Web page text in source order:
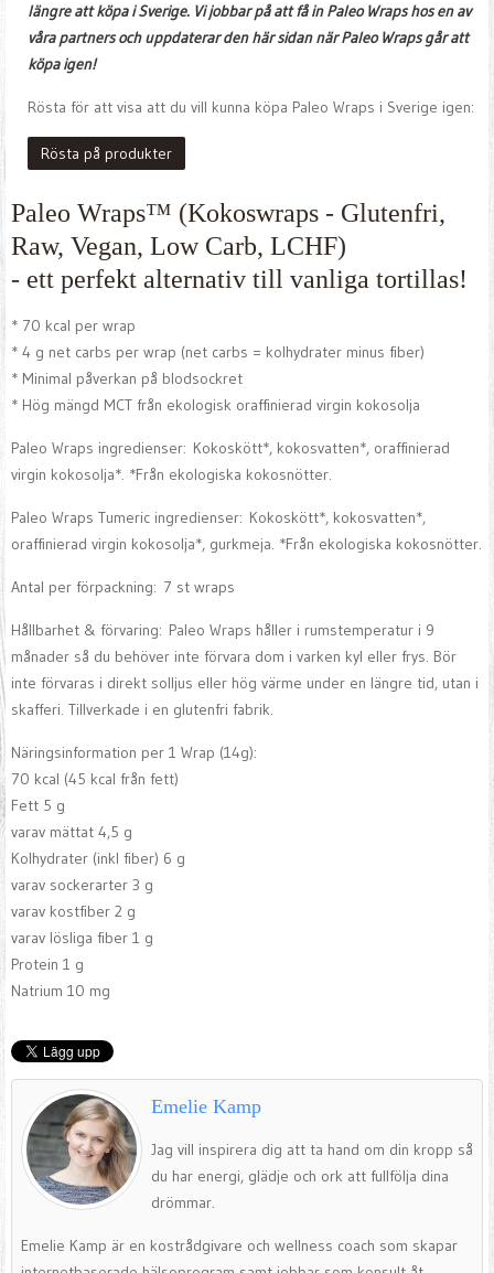
längre att köpa i Sverige. Vi jobbar på att få in Paleo Wraps hos en av
våra partners och uppdaterar den här sidan när Paleo Wraps går att
köpa igen!
Rösta för att visa att du vill kunna köpa Paleo Wraps i Sverige igen:
Rösta på produkter
Paleo Wraps™ (Kokoswraps - Glutenfri,
Raw, Vegan, Low Carb, LCHF)
- ett perfekt alternativ till vanliga tortillas!
* 70 kcal per wrap
* 4 g net carbs per wrap (net carbs = kolhydrater minus fiber)
* Minimal påverkan på blodsockret
* Hög mängd MCT från ekologisk oraffinierad virgin kokosolja
Paleo Wraps ingredienser: Kokoskött*, kokosvatten*, oraffinierad
virgin kokosolja*. *Från ekologiska kokosnötter.
Paleo Wraps Tumeric ingredienser: Kokoskött*, kokosvatten*,
oraffinierad virgin kokosolja*, gurkmeja. *Från ekologiska kokosnötter.
Antal per förpackning: 7 st wraps
Hållbarhet & förvaring: Paleo Wraps håller i rumstemperatur i 9
månader så du behöver inte förvara dom i varken kyl eller frys. Bör
inte förvaras i direkt solljus eller hög värme under en längre tid, utan i
skafferi. Tillverkade i en glutenfri fabrik.
Näringsinformation per 1 Wrap (14g):
70 kcal (45 kcal från fett)
Fett 5 g
varav mättat 4,5 g
Kolhydrater (inkl fiber) 6 g
varav sockerarter 3 g
varav kostfiber 2 g
varav lösliga fiber 1 g
Protein 1 g
Natrium 10 mg
Emelie Kamp
Jag vill inspirera dig att ta hand om din kropp så
du har energi, glädje och ork att fullfölja dina
drömmar.
Emelie Kamp är en kostrådgivare och wellness coach som skapar